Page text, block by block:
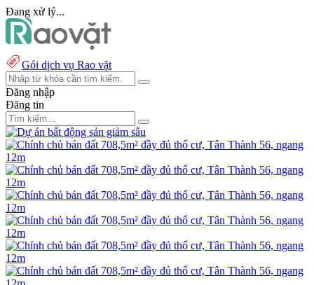
Đang xử lý...
Gói dịch vụ Rao vặt
Đăng nhập
Đăng tin